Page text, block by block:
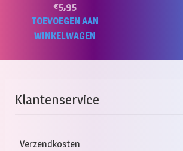
€5,95
TOEVOEGEN AAN
WINKELWAGEN
Klantenservice
Verzendkosten